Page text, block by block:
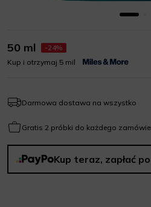
50 ml
-24%
Kup i otrzymaj 5 mil
Darmowa dostawa na wszystko
Gratis 2 próbki do każdego
Kup teraz, zapłać